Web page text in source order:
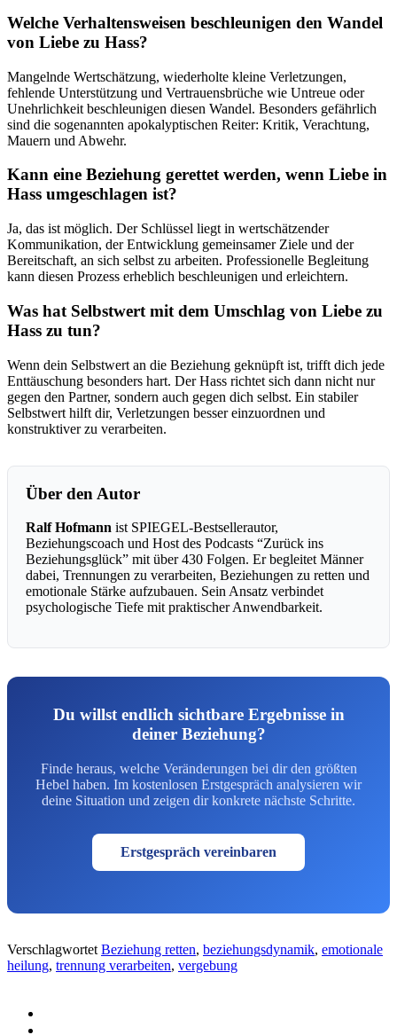
Welche Verhaltensweisen beschleunigen den Wandel
von Liebe zu Hass?
Mangelnde Wertschätzung, wiederholte kleine Verletzungen,
fehlende Unterstützung und Vertrauensbrüche wie Untreue oder
Unehrlichkeit beschleunigen diesen Wandel. Besonders gefährlich
sind die sogenannten apokalyptischen Reiter: Kritik, Verachtung,
Mauern und Abwehr.
Kann eine Beziehung gerettet werden, wenn Liebe in
Hass umgeschlagen ist?
Ja, das ist möglich. Der Schlüssel liegt in wertschätzender
Kommunikation, der Entwicklung gemeinsamer Ziele und der
Bereitschaft, an sich selbst zu arbeiten. Professionelle Begleitung
kann diesen Prozess erheblich beschleunigen und erleichtern.
Was hat Selbstwert mit dem Umschlag von Liebe zu
Hass zu tun?
Wenn dein Selbstwert an die Beziehung geknüpft ist, trifft dich jede
Enttäuschung besonders hart. Der Hass richtet sich dann nicht nur
gegen den Partner, sondern auch gegen dich selbst. Ein stabiler
Selbstwert hilft dir, Verletzungen besser einzuordnen und
konstruktiver zu verarbeiten.
Über den Autor
Ralf Hofmann ist SPIEGEL-Bestsellerautor,
Beziehungscoach und Host des Podcasts “Zurück ins
Beziehungsglück” mit über 430 Folgen. Er begleitet Männer
dabei, Trennungen zu verarbeiten, Beziehungen zu retten und
emotionale Stärke aufzubauen. Sein Ansatz verbindet
psychologische Tiefe mit praktischer Anwendbarkeit.
Du willst endlich sichtbare Ergebnisse in
deiner Beziehung?
Finde heraus, welche Veränderungen bei dir den größten
Hebel haben. Im kostenlosen Erstgespräch analysieren wir
deine Situation und zeigen dir konkrete nächste Schritte.
Erstgespräch vereinbaren
Verschlagwortet Beziehung retten, beziehungsdynamik, emotionale
heilung, trennung verarbeiten, vergebung